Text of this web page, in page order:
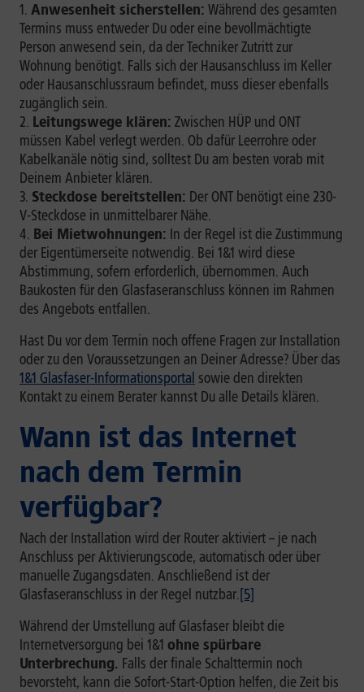
Anwesenheit sicherstellen: Während des gesamten
Termins muss entweder Du oder eine bevollmächtigte
Person anwesend sein, da der Techniker Zutritt zur
Wohnung benötigt. Falls sich der Hausanschluss im Keller
oder Hausanschlussraum befindet, muss dieser ebenfalls
zugänglich sein.
Leitungswege klären: Zwischen HÜP und ONT
müssen Kabel verlegt werden. Ob dafür Leerrohre oder
Kabelkanäle nötig sind, solltest Du am besten vorab mit
Deinem Anbieter klären.
Steckdose bereitstellen: Der ONT benötigt eine 230-
V-Steckdose in unmittelbarer Nähe.
Bei Mietwohnungen: In der Regel ist die Zustimmung
der Eigentümerseite notwendig. Bei 1&1 wird diese
Abstimmung, sofern erforderlich, übernommen. Auch
Baukosten für den Glasfaseranschluss können im Rahmen
des Angebots entfallen.
Hast Du vor dem Termin noch offene Fragen zur Installation
oder zu den Voraussetzungen an Deiner Adresse? Über das
1&1 Glasfaser-Informationsportal sowie den direkten
Kontakt zu einem Berater kannst Du alle Details klären.
Wann ist das Internet
nach dem Termin
verfügbar?
Nach der Installation wird der Router aktiviert – je nach
Anschluss per Aktivierungscode, automatisch oder über
manuelle Zugangsdaten. Anschließend ist der
Glasfaseranschluss in der Regel nutzbar.[5]
Während der Umstellung auf Glasfaser bleibt die
Internetversorgung bei 1&1 ohne spürbare
Unterbrechung. Falls der finale Schalttermin noch
bevorsteht, kann die Sofort-Start-Option helfen, die Zeit bis